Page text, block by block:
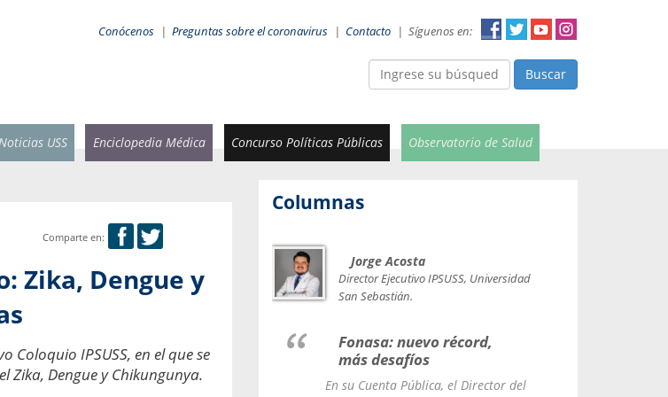
Conócenos | Preguntas sobre el coronavirus | Contacto | Síguenos en:
Buscar
USS Enciclopedia Médica Concurso Políticas Públicas Observatorio de Salud
Comparte en:
Zika, Dengue y
Coloquio IPSUSS, en el que se
Zika, Dengue y Chikungunya.
Columnas
Decana facultad de Odontología,
Universidad San Sebastián.
salud bucal?
En Chile, nadie muere de caries ni de
Jorge Acosta
Director Ejecutivo IPSUSS, Universidad
San Sebastián.
Fonasa: nuevo récord,
más desafíos
En su Cuenta Pública, el Director del